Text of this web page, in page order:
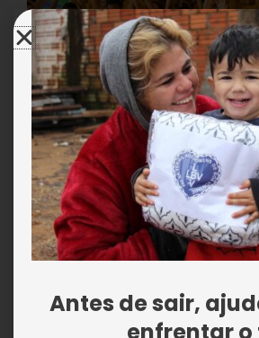
Crianças da LBV
Circo
Antes de sair,
enfrentar o